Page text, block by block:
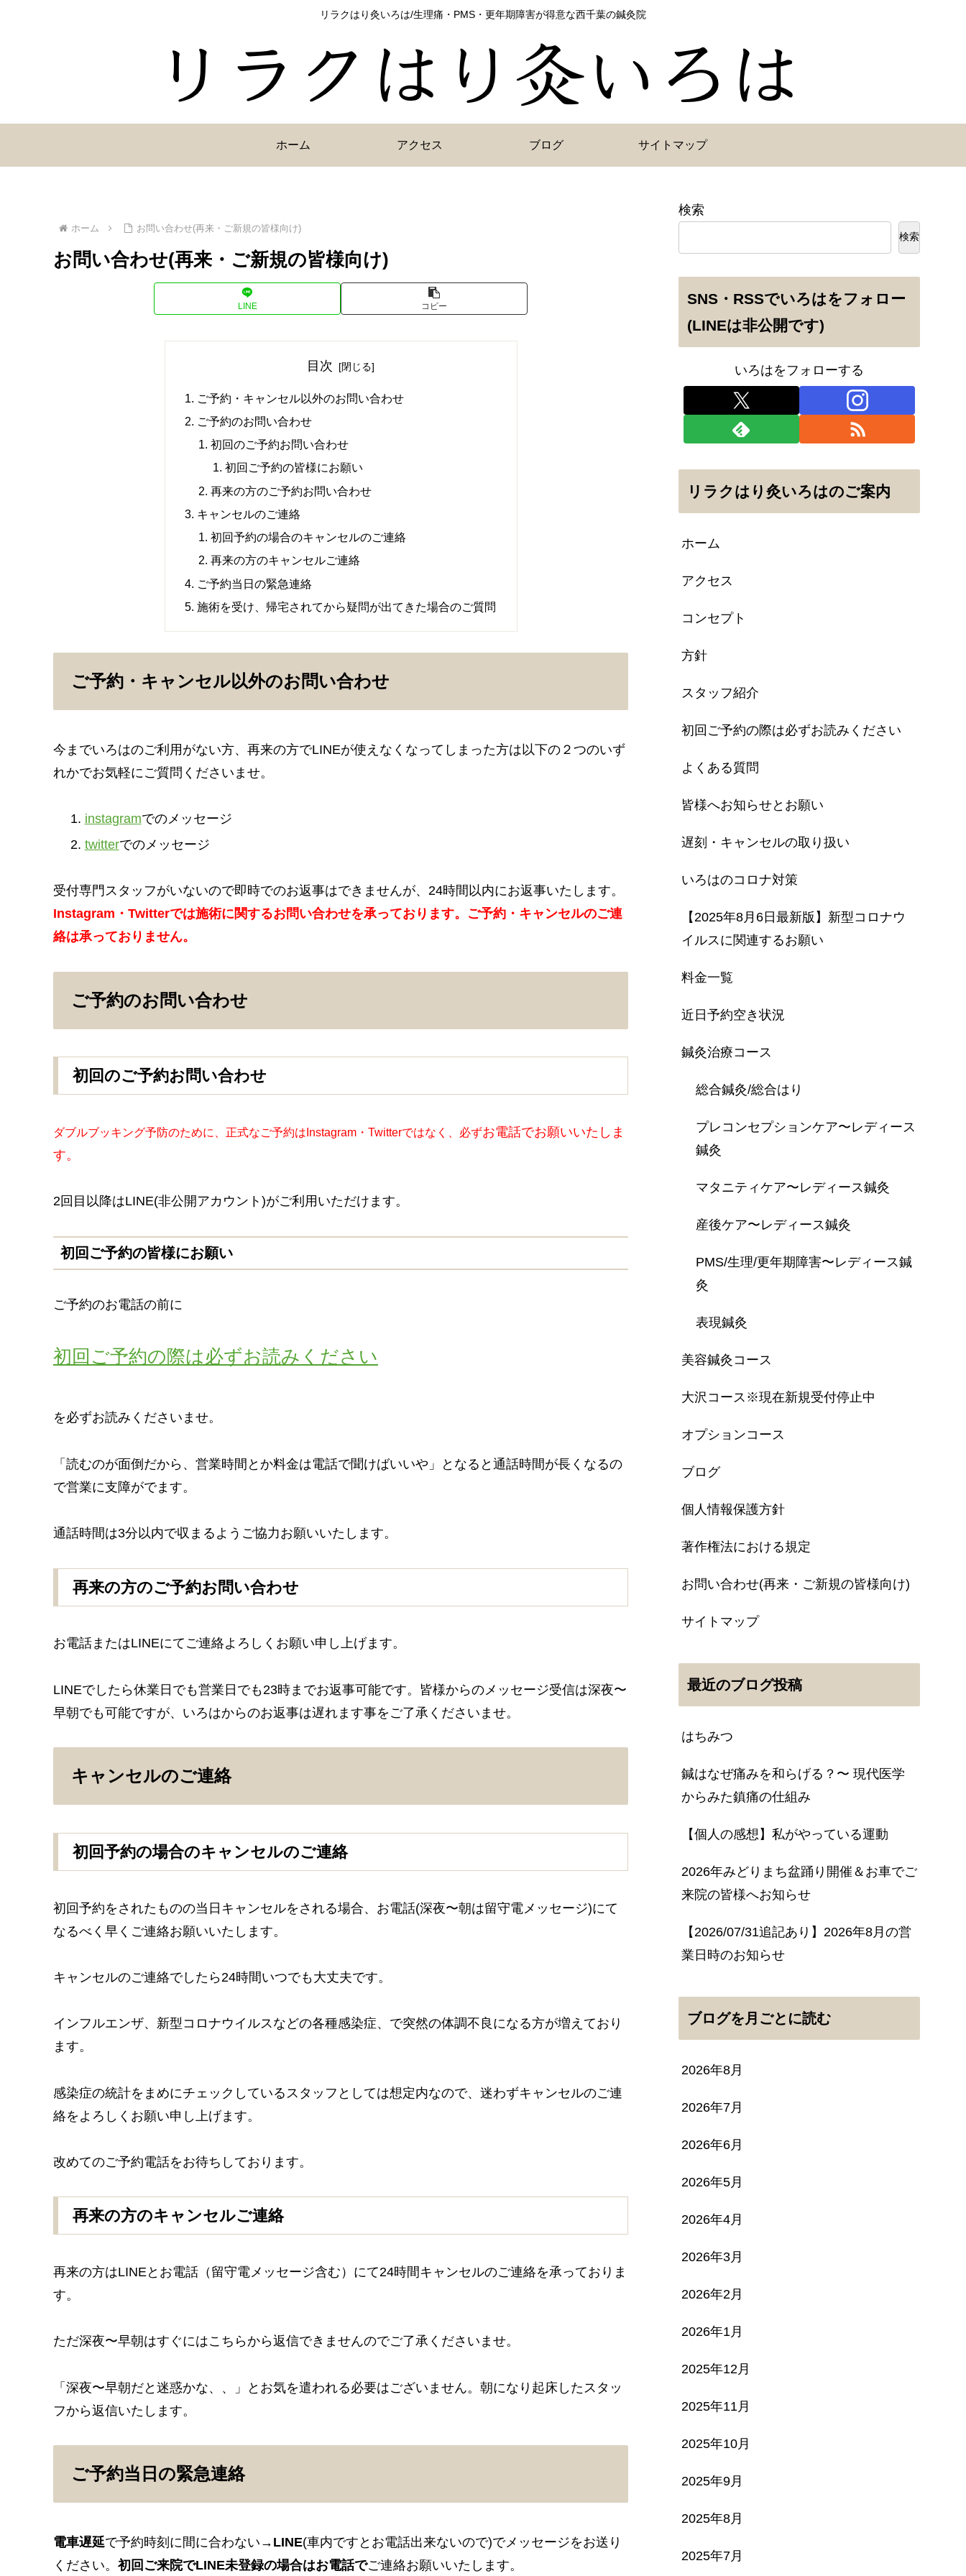
リラクはり灸いろは/生理痛・PMS・更年期障害が得意な西千葉の鍼灸院
ホーム アクセス ブログ サイトマップ
ホーム お問い合わせ(再来・ご新規の皆様向け)
お問い合わせ(再来・ご新規の皆様向け)
LINE コピー
目次
ご予約・キャンセル以外のお問い合わせ
ご予約のお問い合わせ
初回のご予約お問い合わせ
初回ご予約の皆様にお願い
再来の方のご予約お問い合わせ
キャンセルのご連絡
初回予約の場合のキャンセルのご連絡
再来の方のキャンセルご連絡
ご予約当日の緊急連絡
施術を受け、帰宅されてから疑問が出てきた場合のご質問
ご予約・キャンセル以外のお問い合わせ
今までいろはのご利用がない方、再来の方でLINEが使えなくなってしまった方は以下の２つのいず
れかでお気軽にご質問くださいませ。
instagramでのメッセージ
twitterでのメッセージ
受付専門スタッフがいないので即時でのお返事はできませんが、24時間以内にお返事いたします。
Instagram ・ Twitterでは施術に関するお問い合わせを承っております。ご予約・キャンセルのご連
絡は承っておりません。
ご予約のお問い合わせ
初回のご予約お問い合わせ
ダブルブッキング予防のために、正式なご予約は Instagram ・ Twitterではなく、必ずお電話でお願いいたしま
す。
2回目以降はLINE(非公開アカウント)がご利用いただけます。
初回ご予約の皆様にお願い
ご予約のお電話の前に
初回ご予約の際は必ずお読みください
を必ずお読みくださいませ。
「読むのが面倒だから、営業時間とか料金は電話で聞けばいいや」となると通話時間が長くなるの
で営業に支障がでます。
通話時間は3分以内で収まるようご協力お願いいたします。
再来の方のご予約お問い合わせ
お電話またはLINEにてご連絡よろしくお願い申し上げます。
LINEでしたら休業日でも営業日でも23時までお返事可能です。皆様からのメッセージ受信は深夜〜
早朝でも可能ですが、いろはからのお返事は遅れます事をご了承くださいませ。
キャンセルのご連絡
初回予約の場合のキャンセルのご連絡
初回予約をされたものの当日キャンセルをされる場合、お電話(深夜〜朝は留守電メッセージ)にて
なるべく早くご連絡お願いいたします。
キャンセルのご連絡でしたら24時間いつでも大丈夫です。
インフルエンザ、新型コロナウイルスなどの各種感染症、で突然の体調不良になる方が増えており
ます。
感染症の統計をまめにチェックしているスタッフとしては想定内なので、迷わずキャンセルのご連
絡をよろしくお願い申し上げます。
改めてのご予約電話をお待ちしております。
再来の方のキャンセルご連絡
再来の方はLINEとお電話（留守電メッセージ含む）にて24時間キャンセルのご連絡を承っておりま
す。
ただ深夜〜早朝はすぐにはこちらから返信できませんのでご了承くださいませ。
「深夜〜早朝だと迷惑かな、、」とお気を遣われる必要はございません。朝になり起床したスタッ
フから返信いたします。
ご予約当日の緊急連絡
電車遅延で予約時刻に間に合わない→ LINE(車内ですとお電話出来ないので)でメッセージをお送り
ください。 初回ご来院でLINE未登録の場合はお電話でご連絡お願いいたします。
検索
検索
SNS・RSSでいろはをフォロー
(LINEは非公開です)
いろはをフォローする
リラクはり灸いろはのご案内
ホーム
アクセス
コンセプト
方針
スタッフ紹介
初回ご予約の際は必ずお読みください
よくある質問
皆様へお知らせとお願い
遅刻・キャンセルの取り扱い
いろはのコロナ対策
【2025年8月6日最新版】新型コロナウ
イルスに関連するお願い
料金一覧
近日予約空き状況
鍼灸治療コース
総合鍼灸/総合はり
プレコンセプションケア〜レディース
鍼灸
マタニティケア〜レディース鍼灸
産後ケア〜レディース鍼灸
PMS/生理/更年期障害〜レディース鍼
灸
表現鍼灸
美容鍼灸コース
大沢コース※現在新規受付停止中
オプションコース
ブログ
個人情報保護方針
著作権法における規定
お問い合わせ(再来・ご新規の皆様向け)
サイトマップ
最近のブログ投稿
はちみつ
鍼はなぜ痛みを和らげる？〜 現代医学
からみた鎮痛の仕組み
【個人の感想】私がやっている運動
2026年みどりまち盆踊り開催＆お車でご
来院の皆様へお知らせ
【2026/07/31追記あり】2026年8月の営
業日時のお知らせ
ブログを月ごとに読む
2026年8月
2026年7月
2026年6月
2026年5月
2026年4月
2026年3月
2026年2月
2026年1月
2025年12月
2025年11月
2025年10月
2025年9月
2025年8月
2025年7月